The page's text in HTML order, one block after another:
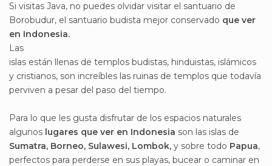
Si visitas Java, no puedes olvidar visitar el santuario de
Borobudur, el santuario budista mejor conservado que ver
en Indonesia.
Las
islas están llenas de templos budistas, hinduistas, islámicos
y cristianos, son increíbles las ruinas de templos que todavía
perviven a pesar del paso del tiempo.
Para lo que les gusta disfrutar de los espacios naturales
algunos lugares que ver en Indonesia son las islas de
Sumatra, Borneo, Sulawesi, Lombok, y sobre todo Papua,
perfectos para perderse en sus playas, bucear o caminar en